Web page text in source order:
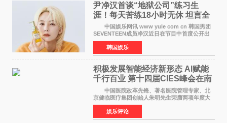
尹净汉首谈“地狱公司”练习生
涯！每天苦练18小时无休 坦言全
靠成员撑过来
中国娱乐网讯 www yule com cn 韩国男团
SEVENTEEN成员净汉近日在节目中首度公开出
道前的残酷练习生经历，并提及经纪公司Pledis
娱乐，引发广泛关注。 在8月2日播出的日本
TBS综艺节目《周
韩国娱乐
积极发展智能经济新形态 Al赋能
千行百业 第十四届CIES峰会在南
京盛大召开
中国医院改革先锋、著名医院管理专家、北
京健临医疗集团创始人朱明先生荣膺两项年度大
奖 2026年7月31日，盛夏金陵，长江之畔，
以重落地·真务实·强链接为主题的2026&lsquo;人
工智能+&rsquo
娱乐评论